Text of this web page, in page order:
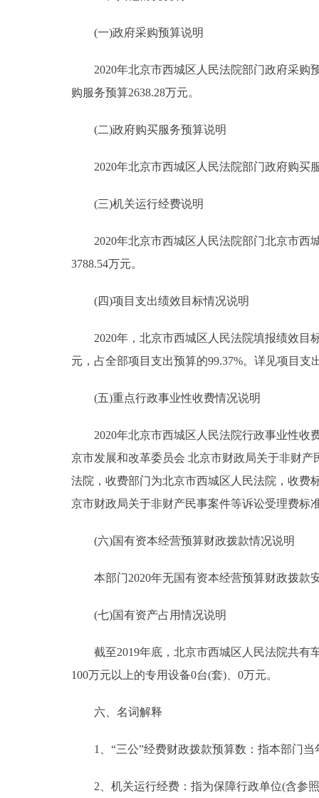
(一)政府采购预算说明
2020年北京市西城区人民法院部门政府采购预
购服务预算2638.28万元。
(二)政府购买服务预算说明
2020年北京市西城区人民法院部门政府购买
(三)机关运行经费说明
2020年北京市西城区人民法院部门北京市西
3788.54万元。
(四)项目支出绩效目标情况说明
2020年，北京市西城区人民法院填报绩效目标
元，占全部项目支出预算的99.37%。详见项目支
(五)重点行政事业性收费情况说明
2020年北京市西城区人民法院行政事业性收
京市发展和改革委员会 北京市财政局关于非财
法院，收费部门为北京市西城区人民法院，收费
京市财政局关于非财产民事案件等诉讼受理费标
(六)国有资本经营预算财政拨款情况说明
本部门2020年无国有资本经营预算财政拨款
(七)国有资产占用情况说明
截至2019年底，北京市西城区人民法院共有车
100万元以上的专用设备0台(套)、0万元。
六、名词解释
1、“三公”经费财政拨款预算数：指本部门当
2、机关运行经费：指为保障行政单位(含参照